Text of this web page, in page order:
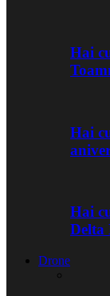
Hai
Hai
Hai
Drone